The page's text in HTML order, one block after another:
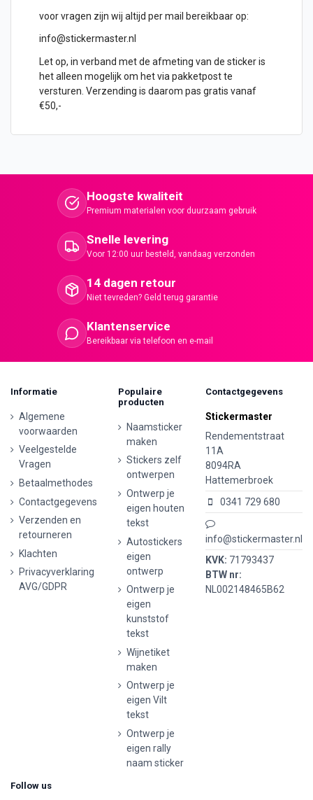
voor vragen zijn wij altijd per mail bereikbaar op:
info@stickermaster.nl
Let op, in verband met de afmeting van de sticker is
het alleen mogelijk om het via pakketpost te
versturen. Verzending is daarom pas gratis vanaf
€50,-
Hoogste kwaliteit
Premium materialen voor duurzaam gebruik
Snelle levering
Voor 12:00 uur besteld, vandaag verzonden
14 dagen retour
Niet tevreden? Geld terug garantie
Klantenservice
Bereikbaar via telefoon en e-mail
Informatie
Algemene
voorwaarden
Veelgestelde
Vragen
Betaalmethodes
Contactgegevens
Verzenden en
retourneren
Klachten
Privacyverklaring
AVG/GDPR
Populaire
producten
Naamsticker
maken
Stickers zelf
ontwerpen
Ontwerp je
eigen houten
tekst
Autostickers
eigen
ontwerp
Ontwerp je
eigen
kunststof
tekst
Wijnetiket
maken
Ontwerp je
eigen Vilt
tekst
Ontwerp je
eigen rally
naam sticker
Contactgegevens
Stickermaster
Rendementstraat
11A
8094RA
Hattemerbroek
0341 729 680
info@stickermaster.nl
KVK: 71793437
BTW nr:
NL002148465B62
Follow us